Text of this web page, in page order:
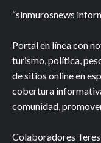
“sinmurosnews
Portal en línea con
turismo, política,
de sitios online en
cobertura
comunidad,
Colaboradores